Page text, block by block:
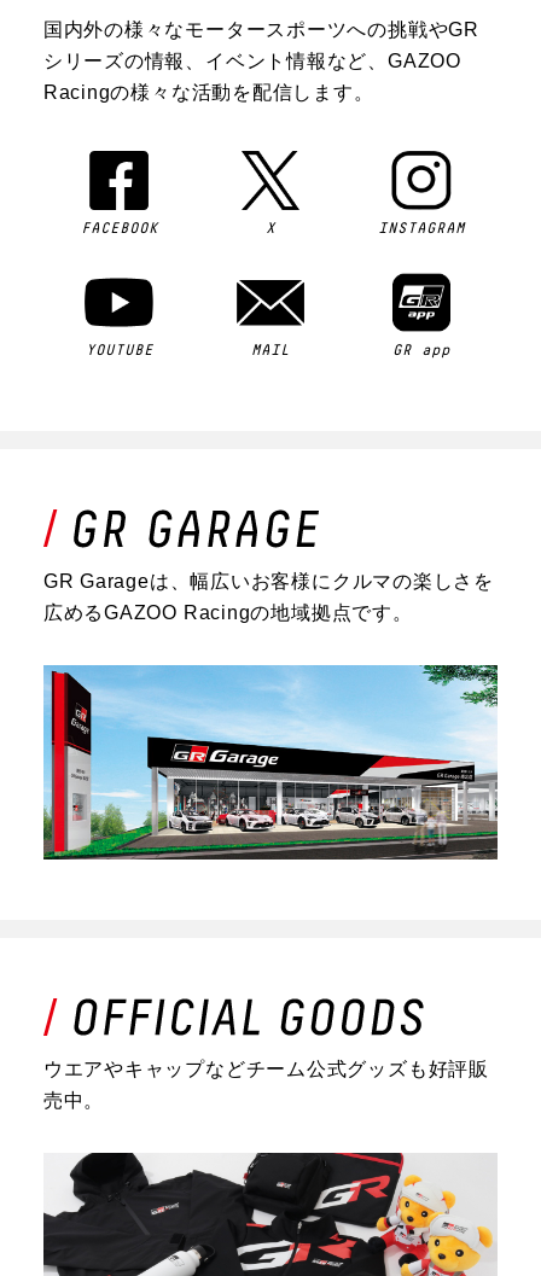
国内外の様々なモータースポーツへの挑戦やGR
シリーズの情報、イベント情報など、GAZOO
Racingの様々な活動を配信します。
FACEBOOK X INSTAGRAM
YOUTUBE MAIL GR app
GR Garageは、幅広いお客様にクルマの楽しさを
広めるGAZOO Racingの地域拠点です。
ウエアやキャップなどチーム公式グッズも好評販
売中。